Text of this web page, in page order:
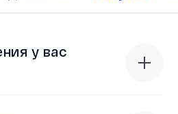
у вас